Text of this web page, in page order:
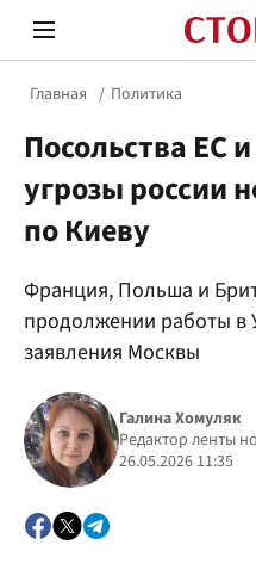
Политика
Главная Политика
Посольства ЕС
угрозы россии
по Киеву
Франция, Польша и
продолжении работы в
заявления Москвы
Галина Хомуляк
Редактор ленты
26.05.2026 11:35